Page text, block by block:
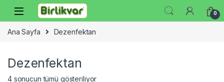
Skip to navigation
Skip to content
0
Ana Sayfa Dezenfektan
Dezenfektan
4 sonucun tümü gösteriliyor